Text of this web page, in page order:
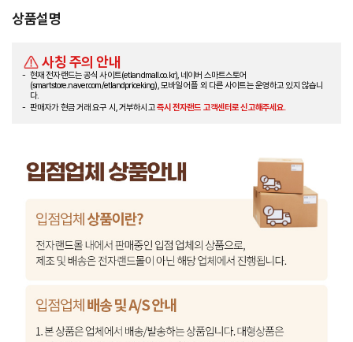
상품설명
사칭 주의 안내
현재 전자랜드는 공식 사이트(etlandmall.co.kr), 네이버 스마트스토어
(smartstore.naver.com/etlandpriceking), 모바일 어플 외 다른 사이트는 운영하고 있지 않습니
다.
판매자가 현금 거래 요구 시, 거부하시고즉시 전자랜드 고객센터로 신고해주세요.